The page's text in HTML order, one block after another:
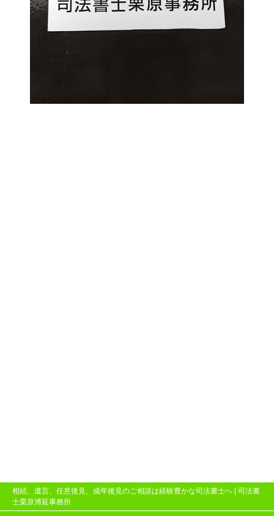
相続、遺言、任意後見、成年後見のご相談は経験豊かな司法書士へ | 司法書
士栗原博延事務所